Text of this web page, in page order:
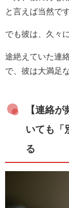
と言えば当然です
でも彼は、久々
途絶えていた連
で、彼は大満足
【連絡
いても「
る